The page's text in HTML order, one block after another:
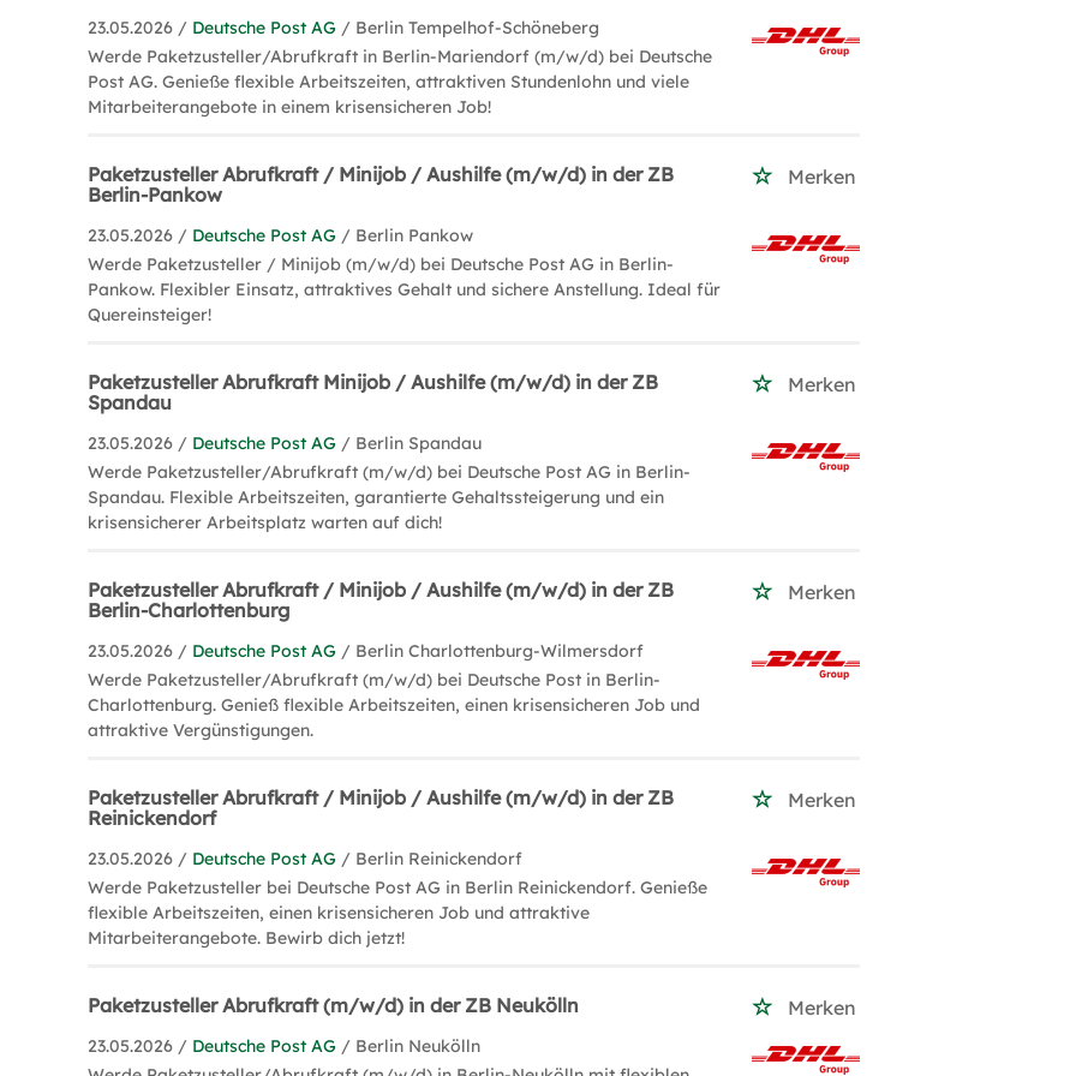
23.05.2026 / Deutsche Post AG / Berlin Tempelhof-Schöneberg
Werde Paketzusteller/Abrufkraft in Berlin-Mariendorf (m/w/d) bei Deutsche
Post AG. Genieße flexible Arbeitszeiten, attraktiven Stundenlohn und viele
Mitarbeiterangebote in einem krisensicheren Job!
Paketzusteller Abrufkraft / Minijob / Aushilfe (m/w/d) in der ZB
Berlin-Pankow
Merken
23.05.2026 / Deutsche Post AG / Berlin Pankow
Werde Paketzusteller / Minijob (m/w/d) bei Deutsche Post AG in Berlin-
Pankow. Flexibler Einsatz, attraktives Gehalt und sichere Anstellung. Ideal für
Quereinsteiger!
Paketzusteller Abrufkraft Minijob / Aushilfe (m/w/d) in der ZB
Spandau
Merken
23.05.2026 / Deutsche Post AG / Berlin Spandau
Werde Paketzusteller/Abrufkraft (m/w/d) bei Deutsche Post AG in Berlin-
Spandau. Flexible Arbeitszeiten, garantierte Gehaltssteigerung und ein
krisensicherer Arbeitsplatz warten auf dich!
Paketzusteller Abrufkraft / Minijob / Aushilfe (m/w/d) in der ZB
Berlin-Charlottenburg
Merken
23.05.2026 / Deutsche Post AG / Berlin Charlottenburg-Wilmersdorf
Werde Paketzusteller/Abrufkraft (m/w/d) bei Deutsche Post in Berlin-
Charlottenburg. Genieß flexible Arbeitszeiten, einen krisensicheren Job und
attraktive Vergünstigungen.
Paketzusteller Abrufkraft / Minijob / Aushilfe (m/w/d) in der ZB
Reinickendorf
Merken
23.05.2026 / Deutsche Post AG / Berlin Reinickendorf
Werde Paketzusteller bei Deutsche Post AG in Berlin Reinickendorf. Genieße
flexible Arbeitszeiten, einen krisensicheren Job und attraktive
Mitarbeiterangebote. Bewirb dich jetzt!
Paketzusteller Abrufkraft (m/w/d) in der ZB Neukölln Merken
23.05.2026 / Deutsche Post AG / Berlin Neukölln